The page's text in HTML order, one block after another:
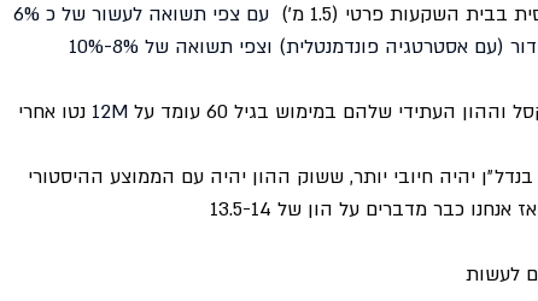
השקעות פרטי (1.5 מ׳)
(עם אסטרטגיה פונדמנטלית) וצפי תשואה של 8%-10%
העתידי שלהם במימוש בגיל 60 עומד על 12M נטו אחרי
יהיה חיובי יותר, ששוק ההון יהיה עם הממוצע ההיסטורי
כבר מדברים על הון של 13.5-14
לעשות